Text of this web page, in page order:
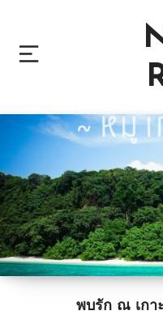
พบรัก ณ เกา